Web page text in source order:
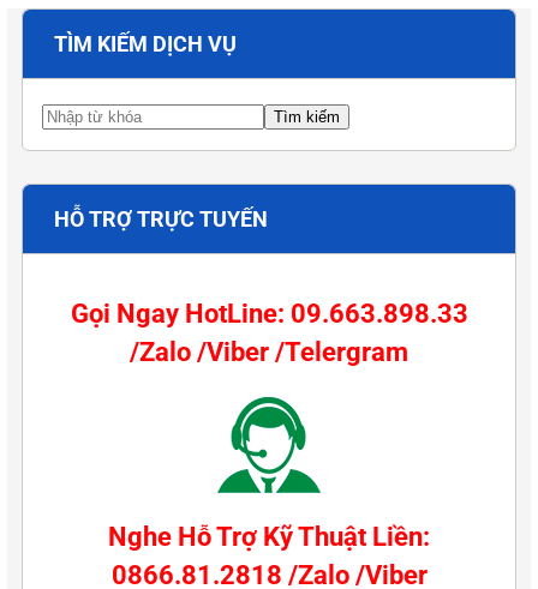
TÌM KIẾM DỊCH VỤ
HỖ TRỢ TRỰC TUYẾN
Gọi Ngay HotLine: 09.663.898.33
/Zalo /Viber /Telergram
Nghe Hỗ Trợ Kỹ Thuật Liền:
0866.81.2818 /Zalo /Viber